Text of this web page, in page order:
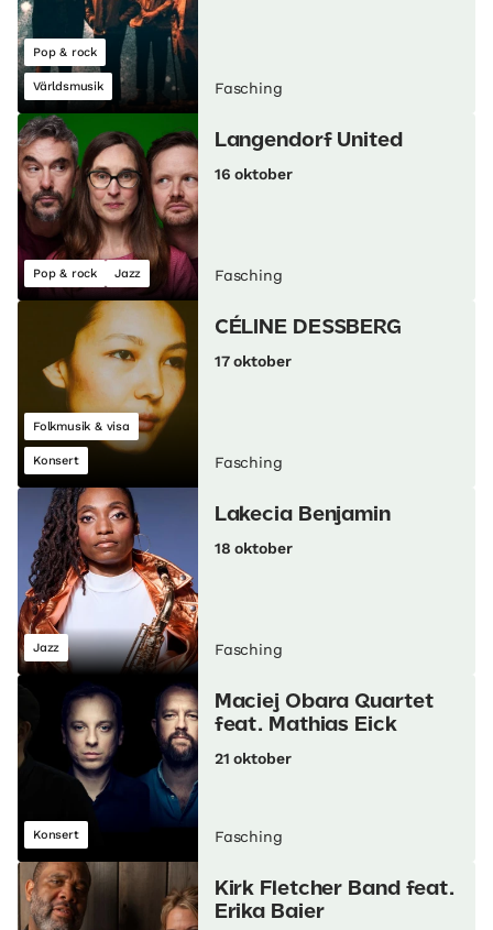
Pop & rock
Världsmusik Fasching
Pop & rock Jazz
Langendorf United
16 oktober
Fasching
Folkmusik & visa
Konsert
CÉLINE DESSBERG
17 oktober
Fasching
Jazz
Lakecia Benjamin
18 oktober
Fasching
Konsert
Maciej Obara Quartet
feat. Mathias Eick
21 oktober
Fasching
Kirk Fletcher Band feat.
Erika Baier